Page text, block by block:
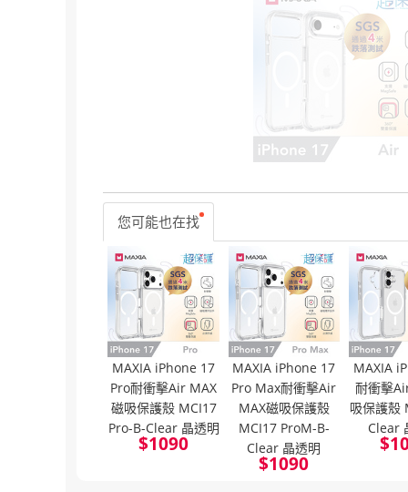
您可能也在找
MAXIA iPhone 17
Pro耐衝擊Air MAX
磁吸保護殼 MCI17
Pro-B-Clear 晶透明
$1090
MAXIA iPhone 17
Pro Max耐衝擊Air
MAX磁吸保護殼
MCI17 ProM-B-
Clear 晶透明
$1090
MAXIA
耐衝擊
吸保護殼
Clear
$